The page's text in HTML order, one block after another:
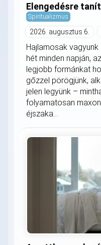
Elengedésre
Spiritualizmus
2026. augusztus 6.
Hajlamosak
hét minden napján,
legjobb formánkat
gőzzel pörögjünk,
jelen legyünk –
folyamatosan
éjszaka...